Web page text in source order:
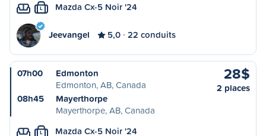
L Mazda Cx-5 Noir '24
Jeevangel 5,0 22 conduits
07h00
Edmonton
Edmonton, AB, Canada
08h45
Mayerthorpe
Mayerthorpe, AB, Canada
28$
2 places
L Mazda Cx-5 Noir '24